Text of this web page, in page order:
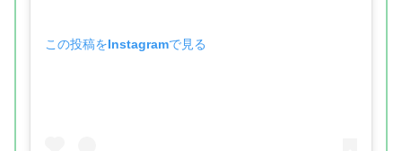
この投稿をInstagramで見る